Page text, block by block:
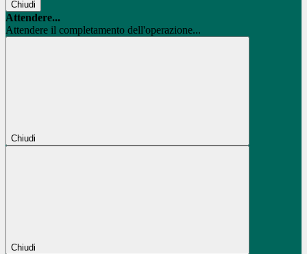
Chiudi
Attendere...
Attendere il completamento dell'operazione...
Chiudi
Chiudi